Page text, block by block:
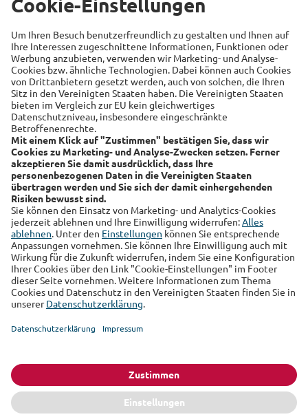
Recht
Auto
Sicherheit
Familie
Links
Alte Leipziger
Hallesche
RSS-Feed
Über uns
Kundenmagazin
Datenschutz Impressum Cookie Einstellungen